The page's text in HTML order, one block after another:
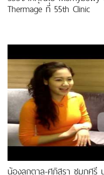
Thermage ที่ 55th Clinic
น้องลูกตาล-ศุภิสรา ชมภูศรี